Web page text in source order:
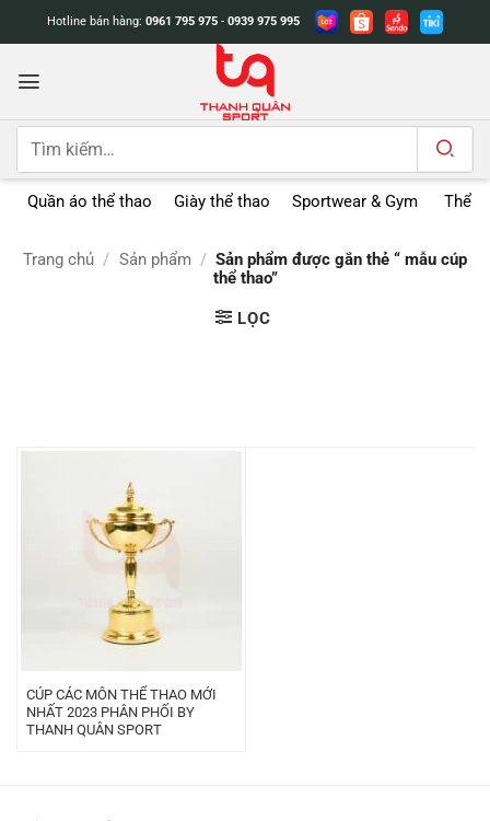
dung
Hotline bán hàng: 0961 795 975 - 0939 975 995
Tìm
Quần áo thể thao Giày thể thao Sportwear & Gym Thể
Trang chủ / Sản phẩm / Sản phẩm được gắn thẻ “ mẫu cúp
thể thao”
LỌC
CÚP CÁC MÔN THỂ THAO MỚI
NHẤT 2023 PHÂN PHỐI BY
THANH QUÂN SPORT